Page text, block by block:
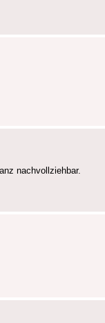
nachvollziehbar.